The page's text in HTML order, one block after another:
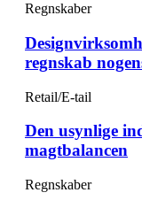
Regnskaber
regnskab
Retail/E-tail
Den usynlige
magtbalancen
Regnskaber